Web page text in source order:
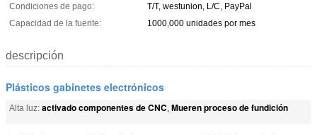
Condiciones de pago:
T/T, westunion, L/C, PayPal
Capacidad de la fuente:
1000,000 unidades por mes
descripción
Plásticos gabinetes electrónicos
Alta luz: activado componentes de CNC, Mueren proceso de fundición